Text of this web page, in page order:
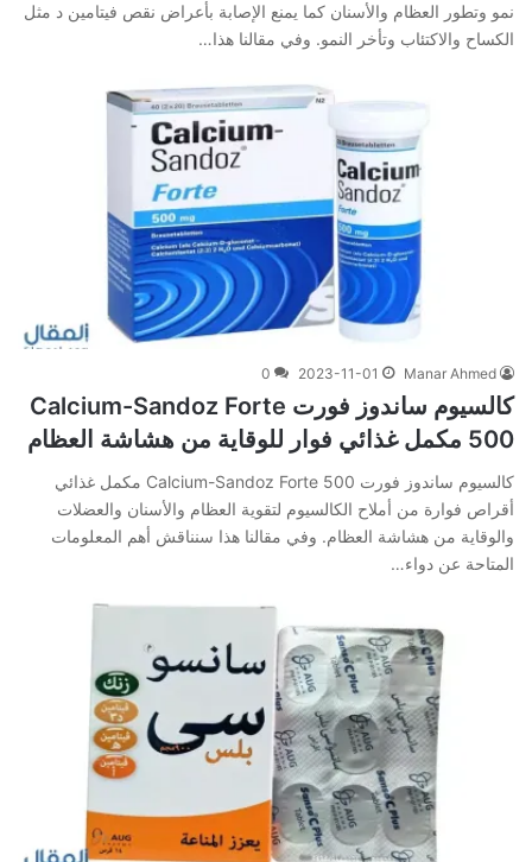
نمو وتطور العظام والأسنان كما يمنع الإصابة بأعراض نقص فيتامين د مثل
الكساح والاكتئاب وتأخر النمو. وفي‌ ‌مقالنا‌ ‌هذا‌…
Manar Ahmed
2023-11-01
0
كالسيوم ساندوز فورت Calcium-Sandoz Forte
500 مكمل غذائي فوار للوقاية من هشاشة العظام
كالسيوم ساندوز فورت Calcium-Sandoz Forte 500 مكمل غذائي
أقراص فوارة من أملاح الكالسيوم لتقوية العظام والأسنان والعضلات
والوقاية من هشاشة العظام. وفي‌ ‌مقالنا‌ ‌هذا‌ ‌سنناقش‌ ‌أهم‌ ‌المعلومات‌
‌المتاحة‌ ‌عن‌ دواء…